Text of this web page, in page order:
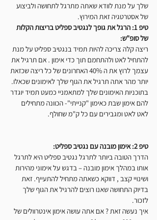
שלך על מנת לוודא שאתה מתרגל לתחושה ולביצוע
של אסטרטגיה זאת המירוץ.
טיפ 1: הרגל את גופך לנגטיב ספליט בריצות הקלות
של סופ"ש:
ריצה קלה צריכה להיות תמיד בנגטיב ספליט על מנת
להתחיל לאט ולהתחמם תוך כדי אימון . אם תרגיל את
עצמך לרוץ את ה 40% האחרונים של כל ריצה שכזאת
יותר מהר אתה תרגיל את הגוף שלך לאימונים שכאלו.
בתוכניות האימונים שלך למתאמניי כמעט תמיד יוגדר
להם אימון שבת כאימון "קנייתי"- הכוונה מתחילים
לאט לאט ומגבירים עם כל ק"מ שחולף.
טיפ 2: אימון מובנה עם נגטיב ספליט:
הדרך הטובה ביותר לתרגל נגטיב ספליט היא לתרגל
אותו במהלך אימון מובנה – בדגש על אימוני מהירות
ושינויי קצב , דווקא כשאתה מתחיל להתעייף. זאת
בדיוק התחושה שאנו רוצים להרגיל את הגוף שלך
לזכור.
איך נעשה זאת ? אם אתה עושה אימון אינטרוולים של